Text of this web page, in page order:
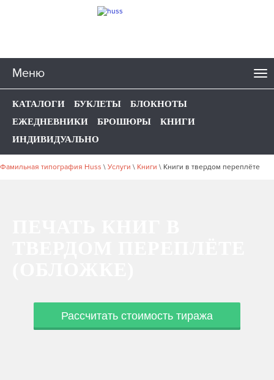
Меню
КАТАЛОГИ БУКЛЕТЫ
БЛОКНОТЫ
ЕЖЕДНЕВНИКИ
БРОШЮРЫ
КНИГИ
ИНДИВИДУАЛЬНО
Фамильная типография Huss \ Услуги \ Книги \ Книги в твердом переплёте
Рассчитать стоимость тиража